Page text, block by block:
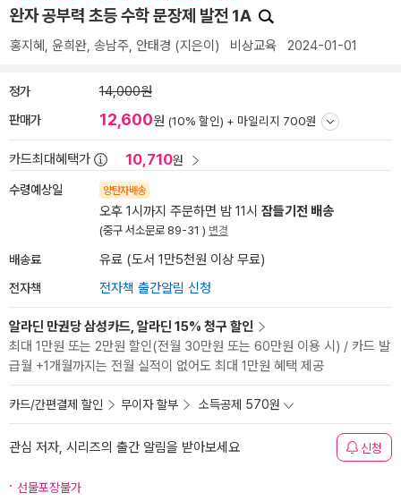
완자 공부력 초등 수학 문장제 발전 1A
홍지혜 , 윤희완, 송남주, 안태경 (지은이) 비상교육 2024-01-01
정가 14,000원
판매가 12,600원 (10% 할인) + 마일리지 700원
카드최대혜택가 10,710원
수령예상일 양탄자배송
오후 1시까지 주문하면 밤 11시 잠들기전 배송
(중구 서소문로 89-31 ) 변경
배송료 유료 (도서 1만5천원 이상 무료)
전자책 전자책 출간알림 신청
알라딘 만권당 삼성카드, 알라딘 15% 청구 할인
최대 1만원 또는 2만원 할인(전월 30만원 또는 60만원 이용 시) / 카드 발
급월 +1개월까지는 전월 실적이 없어도 최대 1만원 혜택 제공
카드/간편결제 할인 무이자 할부 소득공제 570원
관심 저자, 시리즈의 출간 알림을 받아보세요 신청
선물포장불가